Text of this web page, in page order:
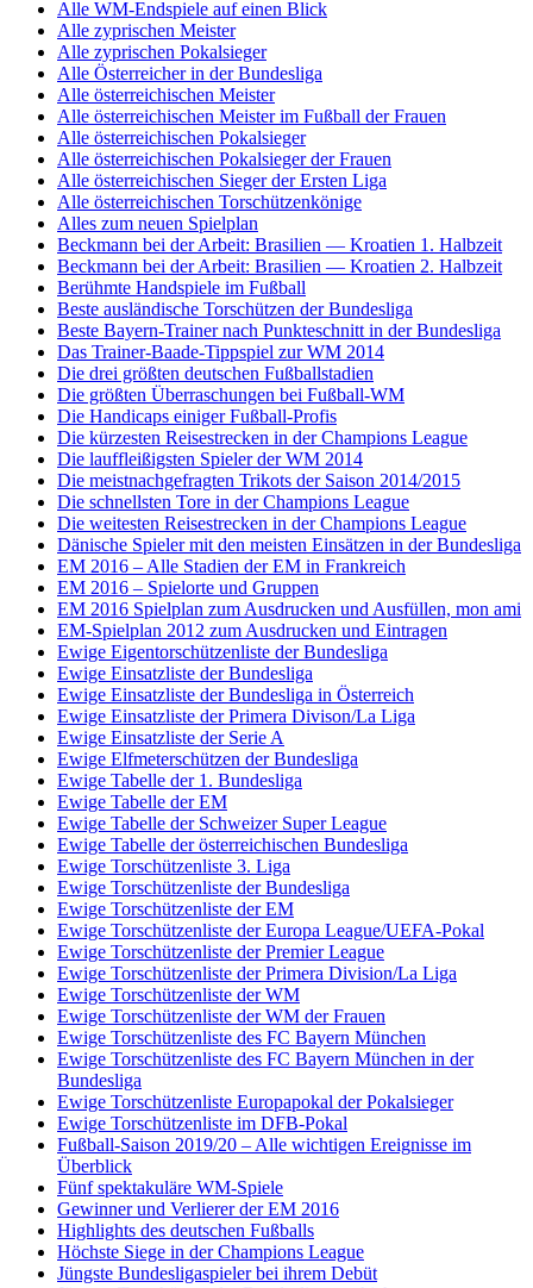
Alle WM-Endspiele auf einen Blick
Alle zyprischen Meister
Alle zyprischen Pokalsieger
Alle Österreicher in der Bundesliga
Alle österreichischen Meister
Alle österreichischen Meister im Fußball der Frauen
Alle österreichischen Pokalsieger
Alle österreichischen Pokalsieger der Frauen
Alle österreichischen Sieger der Ersten Liga
Alle österreichischen Torschützenkönige
Alles zum neuen Spielplan
Beckmann bei der Arbeit: Brasilien — Kroatien 1. Halbzeit
Beckmann bei der Arbeit: Brasilien — Kroatien 2. Halbzeit
Berühmte Handspiele im Fußball
Beste ausländische Torschützen der Bundesliga
Beste Bayern-Trainer nach Punkteschnitt in der Bundesliga
Das Trainer-Baade-Tippspiel zur WM 2014
Die drei größten deutschen Fußballstadien
Die größten Überraschungen bei Fußball-WM
Die Handicaps einiger Fußball-Profis
Die kürzesten Reisestrecken in der Champions League
Die lauffleißigsten Spieler der WM 2014
Die meistnachgefragten Trikots der Saison 2014/2015
Die schnellsten Tore in der Champions League
Die weitesten Reisestrecken in der Champions League
Dänische Spieler mit den meisten Einsätzen in der Bundesliga
EM 2016 – Alle Stadien der EM in Frankreich
EM 2016 – Spielorte und Gruppen
EM 2016 Spielplan zum Ausdrucken und Ausfüllen, mon ami
EM-Spielplan 2012 zum Ausdrucken und Eintragen
Ewige Eigentorschützenliste der Bundesliga
Ewige Einsatzliste der Bundesliga
Ewige Einsatzliste der Bundesliga in Österreich
Ewige Einsatzliste der Primera Divison/La Liga
Ewige Einsatzliste der Serie A
Ewige Elfmeterschützen der Bundesliga
Ewige Tabelle der 1. Bundesliga
Ewige Tabelle der EM
Ewige Tabelle der Schweizer Super League
Ewige Tabelle der österreichischen Bundesliga
Ewige Torschützenliste 3. Liga
Ewige Torschützenliste der Bundesliga
Ewige Torschützenliste der EM
Ewige Torschützenliste der Europa League/UEFA-Pokal
Ewige Torschützenliste der Premier League
Ewige Torschützenliste der Primera Division/La Liga
Ewige Torschützenliste der WM
Ewige Torschützenliste der WM der Frauen
Ewige Torschützenliste des FC Bayern München
Ewige Torschützenliste des FC Bayern München in der
Bundesliga
Ewige Torschützenliste Europapokal der Pokalsieger
Ewige Torschützenliste im DFB-Pokal
Fußball-Saison 2019/20 – Alle wichtigen Ereignisse im
Überblick
Fünf spektakuläre WM-Spiele
Gewinner und Verlierer der EM 2016
Highlights des deutschen Fußballs
Höchste Siege in der Champions League
Jüngste Bundesligaspieler bei ihrem Debüt